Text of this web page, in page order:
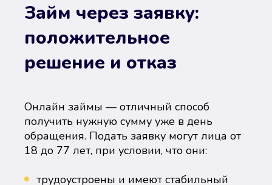
Займ через заявку:
положительное
решение и отказ
Онлайн займы — отличный способ
получить нужную сумму уже в день
обращения. Подать заявку могут лица от
18 до 77 лет, при условии, что они:
трудоустроены и имеют стабильный